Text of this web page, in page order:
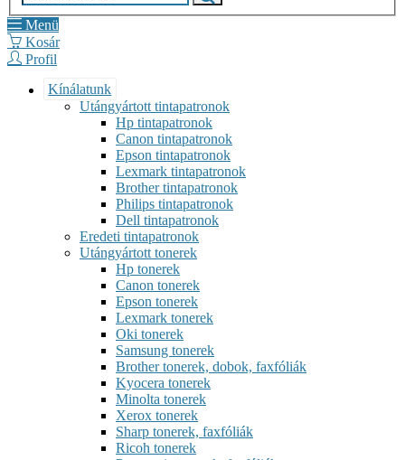
Menü
Kosár
Profil
Kínálatunk
Utángyártott tintapatronok
Hp tintapatronok
Canon tintapatronok
Epson tintapatronok
Lexmark tintapatronok
Brother tintapatronok
Philips tintapatronok
Dell tintapatronok
Eredeti tintapatronok
Utángyártott tonerek
Hp tonerek
Canon tonerek
Epson tonerek
Lexmark tonerek
Oki tonerek
Samsung tonerek
Brother tonerek, dobok, faxfóliák
Kyocera tonerek
Minolta tonerek
Xerox tonerek
Sharp tonerek, faxfóliák
Ricoh tonerek